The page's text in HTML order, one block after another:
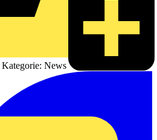
Kategorie: News